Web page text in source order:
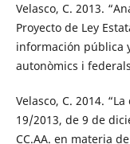
Velasco, C. 2013.
Proyecto de Ley
información pública
autonòmics i
Velasco, C. 2014.
19/2013, de 9 de
CC.AA. en materia